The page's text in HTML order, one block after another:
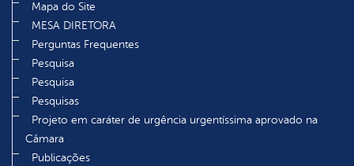
Mapa do Site
MESA DIRETORA
Perguntas Frequentes
Pesquisa
Pesquisa
Pesquisas
Projeto em caráter de urgência urgentíssima aprovado na
Câmara
Publicações